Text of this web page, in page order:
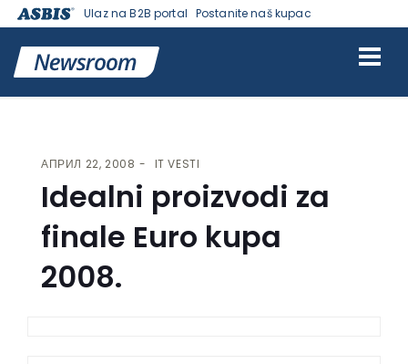
Ulaz na B2B portal Postanite naš kupac
EURO KUPA 2008.
АПРИЛ 22, 2008 IT VESTI
Idealni proizvodi za
finale Euro kupa
2008.